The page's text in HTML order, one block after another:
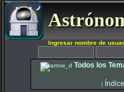
Ingresar nombre de
Todos los
|